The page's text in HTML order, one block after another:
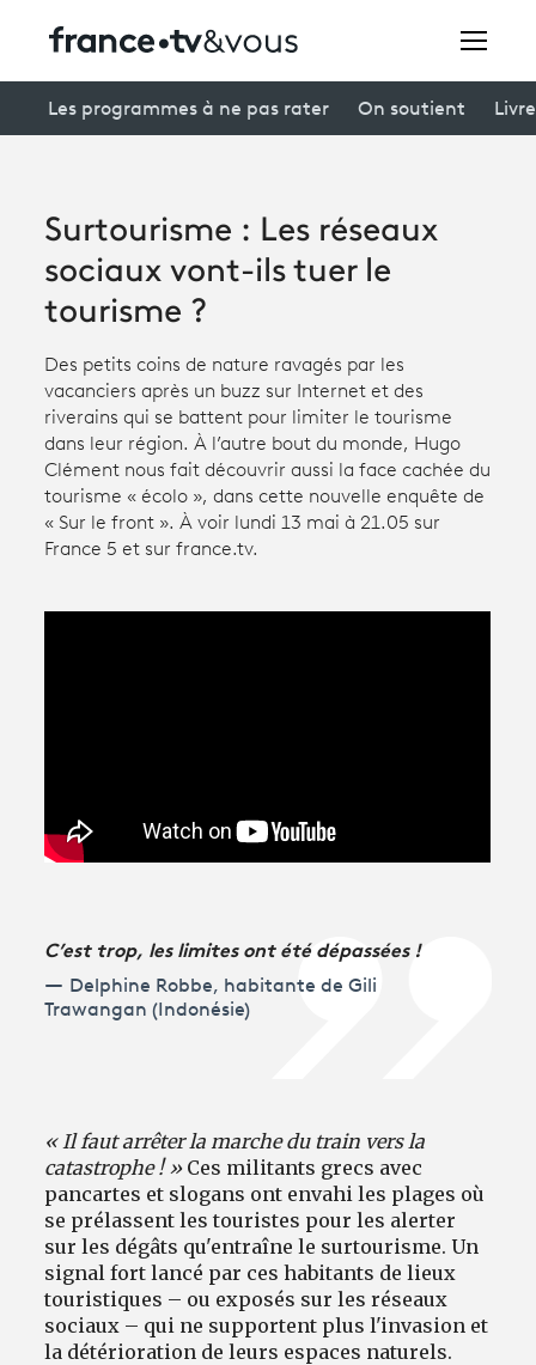
Avantages fidélité
Creators
À la une
Participer et assister à une émission
À votre écoute
Productions et innovation
Les programmes à ne pas rater On soutient
Surtourisme : Les réseaux
sociaux vont-ils tuer le
tourisme ?
Des petits coins de nature ravagés par les
vacanciers après un buzz sur Internet et des
riverains qui se battent pour limiter le tourisme
dans leur région. À l’autre bout du monde, Hugo
Clément nous fait découvrir aussi la face cachée du
tourisme « écolo », dans cette nouvelle enquête de
« Sur le front ». À voir lundi 13 mai à 21.05 sur
France 5 et sur france.tv.
C’est trop, les limites ont été dépassées !
Delphine Robbe, habitante de Gili
Trawangan (Indonésie)
« Il faut arrêter la marche du train vers la
catastrophe ! »Ces militants grecs avec
pancartes et slogans ont envahi les plages où
se prélassent les touristes pour les alerter
sur les dégâts qu'entraîne le surtourisme. Un
signal fort lancé par ces habitants de lieux
touristiques – ou exposés sur les réseaux
sociaux – qui ne supportent plus l'invasion et
la détérioration de leurs espaces naturels.